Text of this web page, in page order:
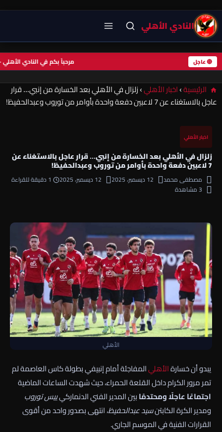
النادي الأهلي
🔴 عاجل مرحباً بكم في النادي
الرئيسية›اخبار الأهلي›زلزال في الأهلي بعد الخسارة من إنبي… قرار
عاجل بالاستغناء عن 7 لاعبين دفعة واحدة بأوامر من توروب وعبدالحفيظ!
اخبار الأهلي
زلزال في الأهلي بعد الخسارة من إنبي… قرار عاجل بالاستغناء عن
7 لاعبين دفعة واحدة بأوامر من توروب وعبدالحفيظ!
مصطفى محمد 12 ديسمبر، 2025 12 ديسمبر، 2025
1 دقيقة للقراءة
3 مشاهدة
الأهلي
يبدو أن خسارةالأهليالمفاجئة أمام إنبيفي بطولة كاس العاصمة لم
تمر مرور الكرام داخل القلعة الحمراء، حيث شهدت الساعات الماضية
اجتماعًا عاجلًا ومحتدمًابين المدير الفني الدنماركيييس توروب
ومدير الكرة الكابتنسيد عبدالحفيظ، انتهى بصدور واحد من أقوى
القرارات الفنية في الموسم الجاري.